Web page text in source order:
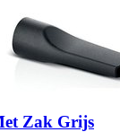
Zak Grijs